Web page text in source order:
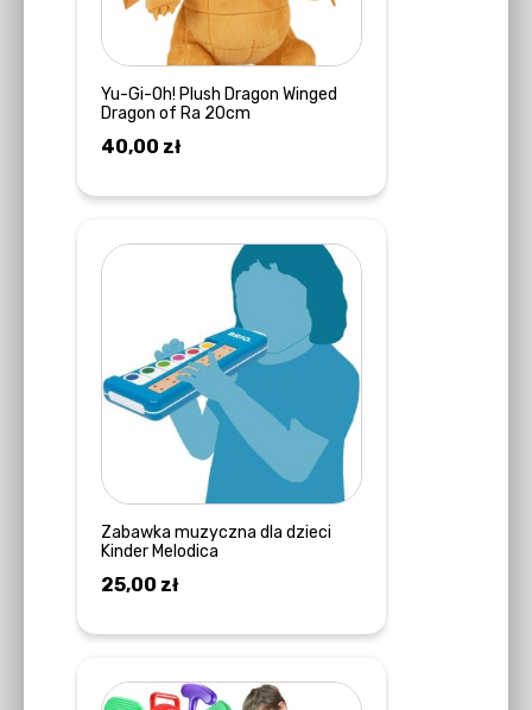
Yu-Gi-Oh! Plush Dragon Winged
Dragon of Ra 20cm
40,00 zł
Zabawka muzyczna dla dzieci
Kinder Melodica
25,00 zł